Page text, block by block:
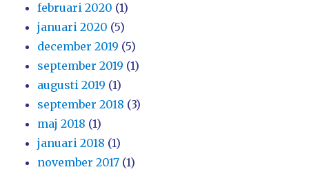
februari 2020 (1)
januari 2020 (5)
december 2019 (5)
september 2019 (1)
augusti 2019 (1)
september 2018 (3)
maj 2018 (1)
januari 2018 (1)
november 2017 (1)